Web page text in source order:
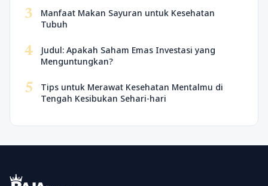
3
Manfaat Makan Sayuran untuk Kesehatan
Tubuh
4
Judul: Apakah Saham Emas Investasi yang
Menguntungkan?
5
Tips untuk Merawat Kesehatan Mentalmu di
Tengah Kesibukan Sehari-hari